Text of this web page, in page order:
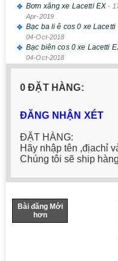
Bơm xăng xe Lacetti EX -
Apr-2019
Bạc ba li ê cos 0 xe Lacetti
04-Oct-2018
Bạc biên cos 0 xe Lacetti
04-Oct-2018
0 ĐẶT HÀNG:
ĐĂNG NHẬN XÉT
ĐẶT HÀNG:
Hãy nhập tên ,địachỉ
Chúng tôi sẽ ship
Bài đăng Mới
hơn